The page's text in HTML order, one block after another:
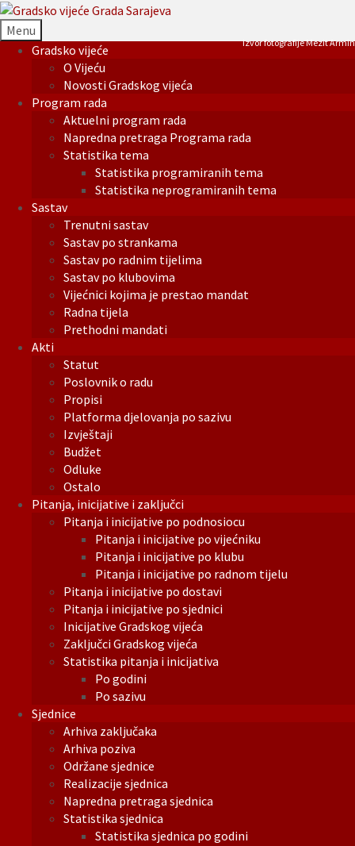
Menu
Gradsko vijeće
O Vijeću
Novosti Gradskog vijeća
Program rada
Aktuelni program rada
Napredna pretraga Programa rada
Statistika tema
Statistika programiranih tema
Statistika neprogramiranih tema
Sastav
Trenutni sastav
Sastav po strankama
Sastav po radnim tijelima
Sastav po klubovima
Vijećnici kojima je prestao mandat
Radna tijela
Prethodni mandati
Akti
Statut
Poslovnik o radu
Propisi
Platforma djelovanja po sazivu
Izvještaji
Budžet
Odluke
Ostalo
Pitanja, inicijative i zaključci
Pitanja i inicijative po podnosiocu
Pitanja i inicijative po vijećniku
Pitanja i inicijative po klubu
Pitanja i inicijative po radnom tijelu
Pitanja i inicijative po dostavi
Pitanja i inicijative po sjednici
Inicijative Gradskog vijeća
Zaključci Gradskog vijeća
Statistika pitanja i inicijativa
Po godini
Po sazivu
Sjednice
Arhiva zaključaka
Arhiva poziva
Održane sjednice
Realizacije sjednica
Napredna pretraga sjednica
Statistika sjednica
Statistika sjednica po godini
Izvor fotografije Mezit Armin